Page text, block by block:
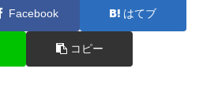
Facebook はてブ
コピー